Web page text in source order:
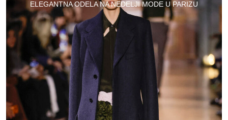
ELEGANTNA ODELA NA NEDELJI MODE U PARIZU